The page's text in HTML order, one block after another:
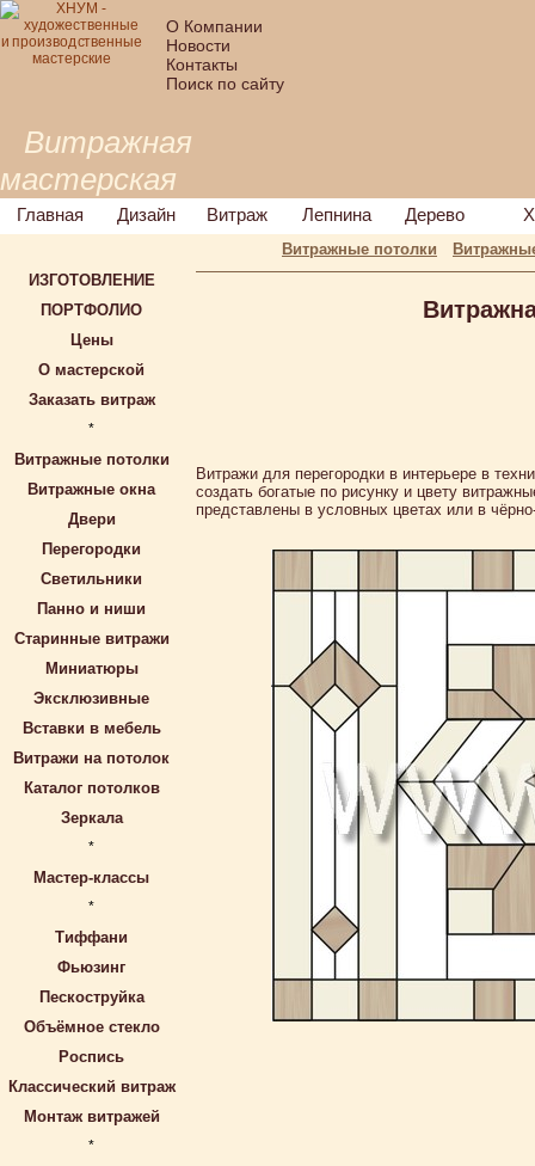
О Компании
Новости
Контакты
Поиск по сайту
Витражная
мастерская
Главная Дизайн Витраж Лепнина Дерево
Витражные потолки
ИЗГОТОВЛЕНИЕ
ПОРТФОЛИО
Цены
О мастерской
Заказать витраж
*
Витражные потолки
Витражные окна
Двери
Перегородки
Светильники
Панно и ниши
Старинные витражи
Миниатюры
Эксклюзивные
Вставки в мебель
Витражи на потолок
Каталог потолков
Зеркала
*
Мастер-классы
*
Тиффани
Фьюзинг
Пескоструйка
Объёмное стекло
Роспись
Классический витраж
Монтаж витражей
*
Витражи для перегородки в интерьере в
создать богатые по рисунку и цвету
представлены в условных цветах или в